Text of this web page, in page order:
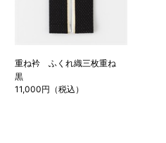
重ね衿 ふくれ織三枚重ね
黒
11,000円（税込）